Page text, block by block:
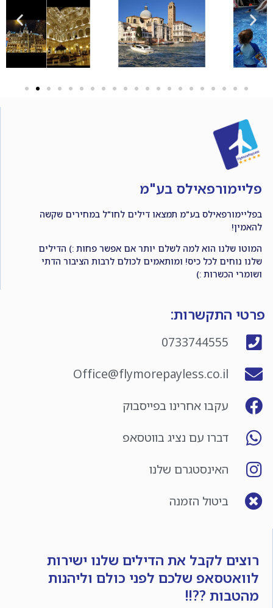
פליימורפאילס בע"מ
בפליימורפאילס בע"מ תמצאו דילים לחו"ל במחירים שקשה
להאמין!
המוטו שלנו הוא למה לשלם יותר אם אפשר פחות :) הדילים
שלנו נוחים לכל כיס! ומותאמים לכולם לרבות הציבור הדתי
ושומרי הכשרות :)
פרטי התקשרות:
0733744555
Office@flymorepayless.co.il
עקבו אחרינו בפייסבוק
דברו עם נציג בווטסאפ
האינסטגרם שלנו
ביטול הזמנה
רוצים לקבל את הדילים שלנו ישירות
לוואטסאפ שלכם לפני כולם וליהנות
מהטבות ??!!